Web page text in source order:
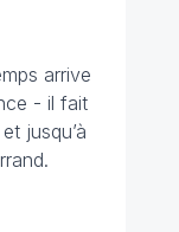
arrive
- il fait
jusqu’à